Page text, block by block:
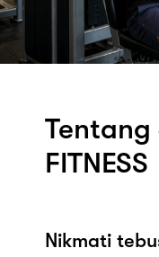
Tentang
FITNESS
Nikmati